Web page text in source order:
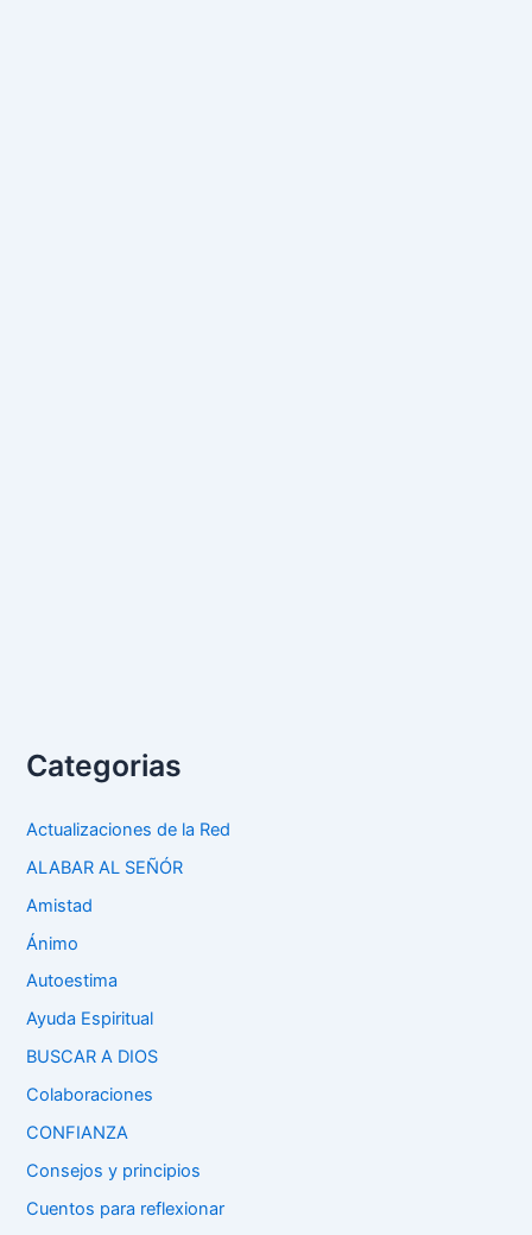
Categorias
Actualizaciones de la Red
ALABAR AL SEÑÓR
Amistad
Ánimo
Autoestima
Ayuda Espiritual
BUSCAR A DIOS
Colaboraciones
CONFIANZA
Consejos y principios
Cuentos para reflexionar